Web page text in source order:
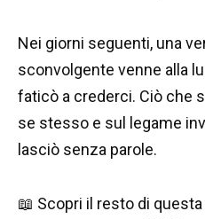
Nei giorni seguenti, una
sconvolgente venne alla
faticò a crederci. Ciò che
se stesso e sul legame
lasciò senza parole.
📖 Scopri il resto di